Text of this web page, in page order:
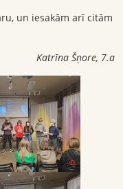
un iesakām arī citām
Katrīna Šņore, 7.a